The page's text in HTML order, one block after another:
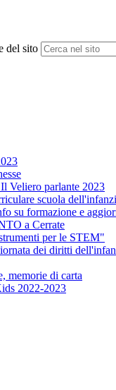
del sito
Veliero parlante 2023
scuola
su formazione e
a Cerrate
per le STEM"
dei diritti
memorie di carta
2022-2023